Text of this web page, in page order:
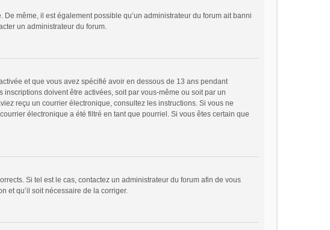
De même, il est également possible qu’un administrateur du forum ait banni
un administrateur du forum.
et que vous avez spécifié avoir en dessous de 13 ans pendant
doivent être activées, soit par vous-même ou soit par un
reçu un courrier électronique, consultez les instructions. Si vous ne
électronique a été filtré en tant que pourriel. Si vous êtes certain que
Si tel est le cas, contactez un administrateur du forum afin de vous
et qu’il soit nécessaire de la corriger.